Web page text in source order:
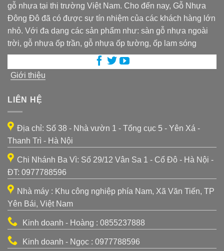
gỗ nhựa tại thị trường Việt Nam. Cho đến nay, Gỗ Nhựa
Đông Đô đã có được sự tín nhiệm của các khách hàng lớn
nhỏ. Với đa dạng các sản phẩm như: sàn gỗ nhựa ngoài
trời, gỗ nhựa ốp trần, gỗ nhựa ốp tường, ốp lam sóng
Giới thiệu
LIÊN HỆ
Địa chỉ: Số 38 - Nhà vườn 1 - Tổng cục 5 - Yên Xá -
Thanh Trì - Hà Nội
Chi Nhánh Ba Vì: Số 29/12 Vân Sa 1 - Cổ Đô - Hà Nội -
ĐT: 0977788596
Nhà máy : Khu công nghiệp phía Nam, Xã Văn Tiến, TP
Yên Bái, Việt Nam
Kinh doanh - Hoàng : 0855237888
Kinh doanh - Ngọc : 0977788596